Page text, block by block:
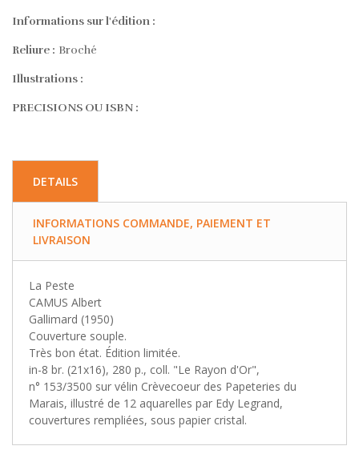
Informations sur l'édition :
Reliure : Broché
Illustrations :
PRECISIONS OU ISBN :
DETAILS
INFORMATIONS COMMANDE, PAIEMENT ET
LIVRAISON
La Peste
CAMUS Albert
Gallimard (1950)
Couverture souple.
Très bon état. Édition limitée.
in-8 br. (21x16), 280 p., coll. "Le Rayon d'Or",
n° 153/3500 sur vélin Crèvecoeur des Papeteries du
Marais, illustré de 12 aquarelles par Edy Legrand,
couvertures rempliées, sous papier cristal.